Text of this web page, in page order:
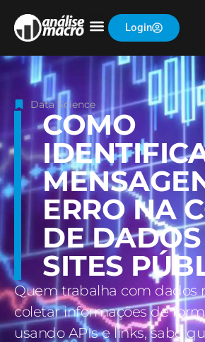
Login
Data Science
COMO
ERRO NA
DE
SITES
Quem trabalha com dados
coletar informações de
usando APIs e links, sabe